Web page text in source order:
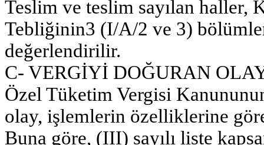
Teslim ve teslim sayılan haller,
Tebliğinin3 (I/A/2 ve 3)
değerlendirilir.
C- VERGİYİ DOĞURAN
Özel Tüketim Vergisi
olay, işlemlerin özelliklerine
Buna göre, (III) sayılı liste